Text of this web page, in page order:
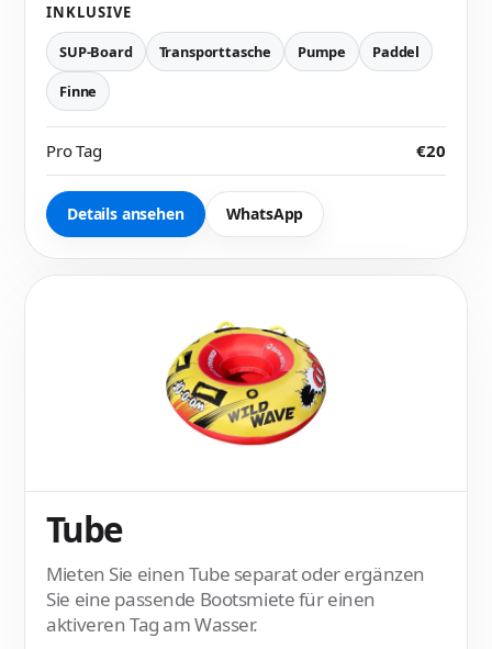
INKLUSIVE
SUP-Board
Transporttasche Pumpe
Paddel
Finne
Pro Tag €20
Details ansehen WhatsApp
Tube
Mieten Sie einen Tube separat oder ergänzen
Sie eine passende Bootsmiete für einen
aktiveren Tag am Wasser.